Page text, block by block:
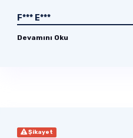
F*** E***
Devamını Oku
Şikayet